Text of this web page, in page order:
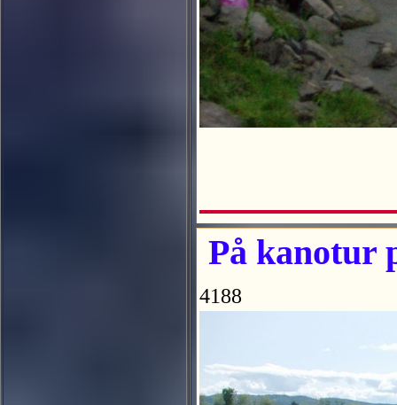
På kanotur
4188